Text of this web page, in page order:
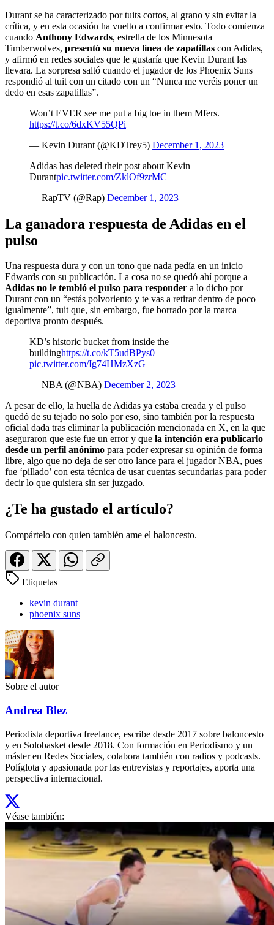
Durant se ha caracterizado por tuits cortos, al grano y sin evitar la
crítica, y en esta ocasión ha vuelto a confirmar esto. Todo comienza
cuando Anthony Edwards, estrella de los Minnesota
Timberwolves, presentó su nueva línea de zapatillas con Adidas,
y afirmó en redes sociales que le gustaría que Kevin Durant las
llevara. La sorpresa saltó cuando el jugador de los Phoenix Suns
respondió al tuit con un citado con un “Nunca me veréis poner un
dedo en esas zapatillas”.
Won’t EVER see me put a big toe in them Mfers.
https://t.co/6dxKV55QPi
— Kevin Durant (@KDTrey5) December 1, 2023
Adidas has deleted their post about Kevin
Durantpic.twitter.com/ZklOf9zrMC
— RapTV (@Rap) December 1, 2023
La ganadora respuesta de Adidas en el
pulso
Una respuesta dura y con un tono que nada pedía en un inicio
Edwards con su publicación. La cosa no se quedó ahí porque a
Adidas no le tembló el pulso para responder a lo dicho por
Durant con un “estás polvoriento y te vas a retirar dentro de poco
igualmente”, tuit que, sin embargo, fue borrado por la marca
deportiva pronto después.
KD’s historic bucket from inside the
buildinghttps://t.co/kT5udBPys0
pic.twitter.com/Ig74HMzXzG
— NBA (@NBA) December 2, 2023
A pesar de ello, la huella de Adidas ya estaba creada y el pulso
quedó de su tejado no solo por eso, sino también por la respuesta
oficial dada tras eliminar la publicación mencionada en X, en la que
aseguraron que este fue un error y que la intención era publicarlo
desde un perfil anónimo para poder expresar su opinión de forma
libre, algo que no deja de ser otro lance para el jugador NBA, pues
fue ‘pillado’ con esta técnica de usar cuentas secundarias para poder
decir lo que quisiera sin ser juzgado.
¿Te ha gustado el artículo?
Compártelo con quien también ame el baloncesto.
Etiquetas
kevin durant
phoenix suns
Sobre el autor
Andrea Blez
Periodista deportiva freelance, escribe desde 2017 sobre baloncesto
y en Solobasket desde 2018. Con formación en Periodismo y un
máster en Redes Sociales, colabora también con radios y podcasts.
Políglota y apasionada por las entrevistas y reportajes, aporta una
perspectiva internacional.
Véase también: